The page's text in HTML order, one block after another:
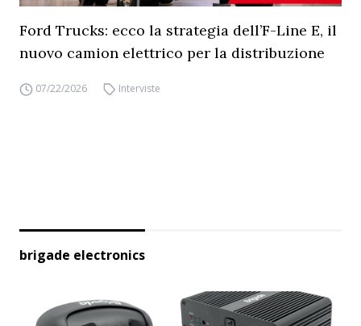
Ford Trucks: ecco la strategia dell’F-Line E, il
nuovo camion elettrico per la distribuzione
07/22/2026 Interviste
brigade electronics